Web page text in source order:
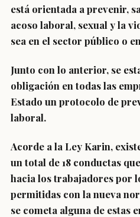
está orientada a prevenir,
acoso laboral, sexual y la
sea en el sector público o
Junto con lo anterior, se
obligación en todas las
Estado un protocolo de
laboral.
Acorde a la Ley Karin,
un total de18 conductas
hacia los trabajadorespor
permitidas con la nueva
se cometa alguna de estas